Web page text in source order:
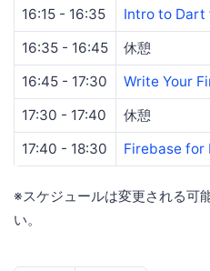
16:15 - 16:35
Intro to Dart
16:35 - 16:45
休憩
16:45 - 17:30
Write Your
17:30 - 17:40
休憩
17:40 - 18:30
Firebase for
※スケジュールは変更される可
い。